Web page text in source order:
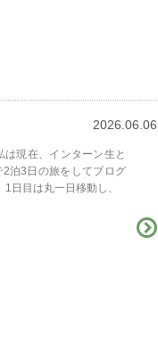
2026.06.06
現在、インターン生と
泊3日の旅をしてブログ
日目は丸一日移動し、